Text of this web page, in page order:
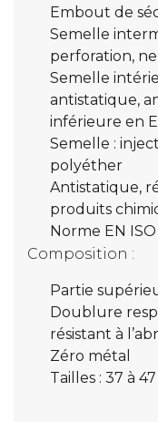
Embout de
Semelle
perforation,
Semelle
antistatique,
inférieure en
Semelle :
polyéther
Antistatique,
produits
Norme EN ISO
Composition :
Partie
Doublure
résistant à
Zéro métal
Tailles : 37 à 47